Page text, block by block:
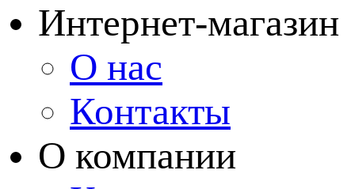
Интернет-магазин
О нас
Контакты
О компании